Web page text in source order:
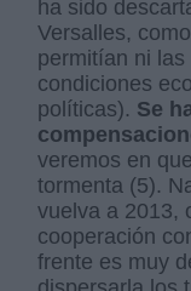
ha sido
Versalles,
permitían ni
condiciones
políticas). Se
veremos en
tormenta (5).
vuelva a 2013,
cooperación
frente es muy